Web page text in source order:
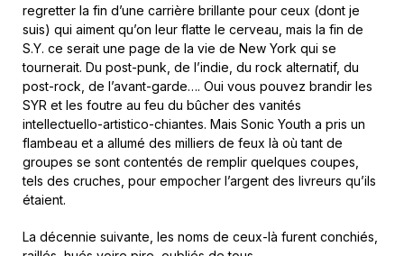
regretter la fin d’une carrière brillante pour ceux (dont je
suis) qui aiment qu’on leur flatte le cerveau, mais la fin de
S.Y. ce serait une page de la vie de New York qui se
tournerait. Du post-punk, de l’indie, du rock alternatif, du
post-rock, de l’avant-garde…. Oui vous pouvez brandir les
SYR et les foutre au feu du bûcher des vanités
intellectuello-artistico-chiantes. Mais Sonic Youth a pris un
flambeau et a allumé des milliers de feux là où tant de
groupes se sont contentés de remplir quelques coupes,
tels des cruches, pour empocher l’argent des livreurs qu’ils
étaient.
La décennie suivante, les noms de ceux-là furent conchiés,